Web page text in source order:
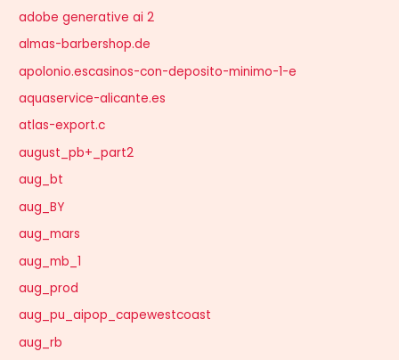
adobe generative ai 2
almas-barbershop.de
apolonio.escasinos-con-deposito-minimo-1-e
aquaservice-alicante.es
atlas-export.c
august_pb+_part2
aug_bt
aug_BY
aug_mars
aug_mb_1
aug_prod
aug_pu_aipop_capewestcoast
aug_rb